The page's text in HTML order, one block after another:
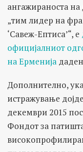
ангажираноста
„тим лидер на
‘Савеж-Ептиса’“, е
официјалниот
на Ерменија
Дополнително,
истражување
декември 2015
Фондот за